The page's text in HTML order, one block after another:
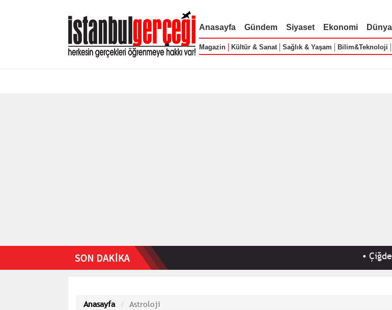
Anasayfa Gündem Siyaset Ekonomi Dünya
Magazin Kültür & Sanat Sağlık & Yaşam Bilim&Teknoloji
Çiğdem Toker -
Anasayfa Astroloji